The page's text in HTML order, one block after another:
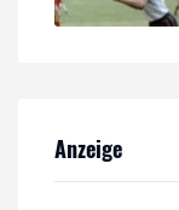
Anzeige